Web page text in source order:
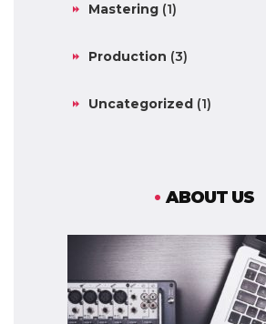
Mastering (1)
Production (3)
Uncategorized (1)
ABOUT US